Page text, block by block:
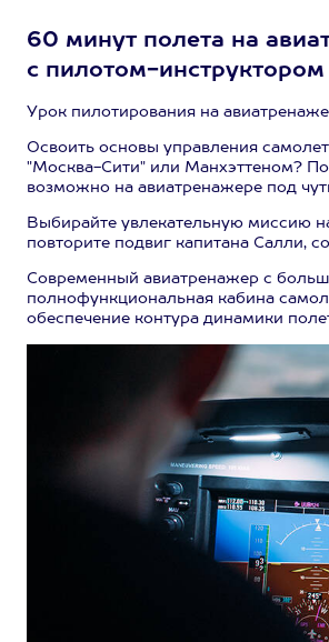
60 минут полета на
с пилотом-инструктором
Урок пилотирования на
Освоить основы управления
"Москва-Сити" или Манхэттеном?
возможно на авиатренажере под
Выбирайте увлекательную миссию
повторите подвиг капитана Салли,
Современный авиатренажер с
полнофункциональная кабина
обеспечение контура динамики